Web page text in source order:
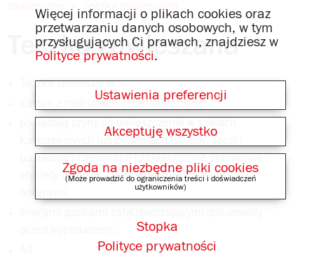
zawieszane
Teczka zawieszana
Teczka zawieszana
Teczka zawieszana
karton z nadrukiem schematycznym,
posiadają szyny do umieszczenia w szafach
kartotekowych lub pudełkach Big Boy. Teczki
posiadają przesuwane i zakleszczane plastikowe
etykiety opisowe z wymiennymi wkładami. Z
Więcej informacji o plikach cookies oraz
przetwarzaniu danych osobowych, w tym
przysługujących Ci prawach, znajdziesz w
Polityce prywatności.
Ustawienia preferencji
Akceptuję wszystko
Zgoda na niezbędne pliki cookies
(Może prowadzić do ograniczenia treści i doświadczeń
użytkowników)
Polityce prywatności
Stopka